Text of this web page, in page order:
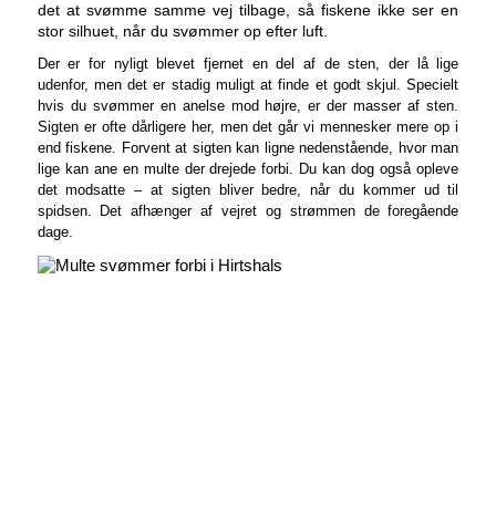
det at svømme samme vej tilbage, så fiskene ikke ser en
stor silhuet, når du svømmer op efter luft.
Der er for nyligt blevet fjernet en del af de sten, der lå lige
udenfor, men det er stadig muligt at finde et godt skjul. Specielt
hvis du svømmer en anelse mod højre, er der masser af sten.
Sigten er ofte dårligere her, men det går vi mennesker mere op i
end fiskene. Forvent at sigten kan ligne nedenstående, hvor man
lige kan ane en multe der drejede forbi. Du kan dog også opleve
det modsatte – at sigten bliver bedre, når du kommer ud til
spidsen. Det afhænger af vejret og strømmen de foregående
dage.